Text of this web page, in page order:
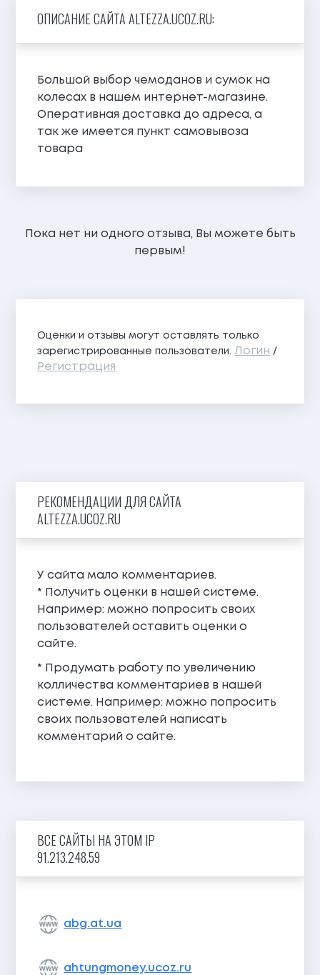
ОПИСАНИЕ САЙТА ALTEZZA.UCOZ.RU:
Большой выбор чемоданов и сумок на
колесах в нашем интернет-магазине.
Оперативная доставка до адреса, а
так же имеется пункт самовывоза
товара
Пока нет ни одного отзыва, Вы можете быть
первым!
Оценки и отзывы могут оставлять только
зарегистрированные пользователи.Логин /
Регистрация
РЕКОМЕНДАЦИИ ДЛЯ САЙТА
ALTEZZA.UCOZ.RU
У сайта мало комментариев.
* Получить оценки в нашей системе.
Например: можно попросить своих
пользователей оставить оценки о
сайте.
* Продумать работу по увеличению
колличества комментариев в нашей
системе. Например: можно попросить
своих пользователей написать
комментарий о сайте.
ВСЕ САЙТЫ НА ЭТОМ IP
91.213.248.59
abg.at.ua
ahtungmoney.ucoz.ru